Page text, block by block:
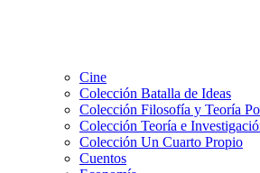
Cine
Colección Batalla de Ideas
Colección Filosofía y Teoría
Colección Teoría e
Colección Un Cuarto Propio
Cuentos